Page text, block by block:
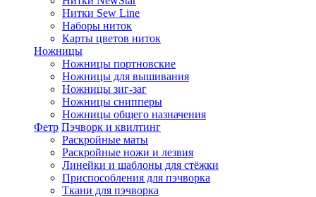
Нитки Sew Line
Наборы ниток
Карты цветов ниток
Ножницы
Ножницы портновские
Ножницы для вышивания
Ножницы зиг-заг
Ножницы снипперы
Ножницы общего назначения
Фетр Пэчворк и квилтинг
Раскройные маты
Раскройные ножи и лезвия
Линейки и шаблоны для стёжки
Приспособления для пэчворка
Ткани для пэчворка